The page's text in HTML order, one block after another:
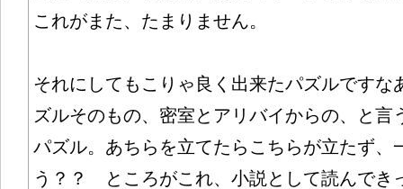
これがまた、たまりません。
それにしてもこりゃ良く出来たパズルですな
ズルそのもの、密室とアリバイからの、と言
パズル。あちらを立てたらこちらが立たず、
う？？ ところがこれ、小説として読んでき